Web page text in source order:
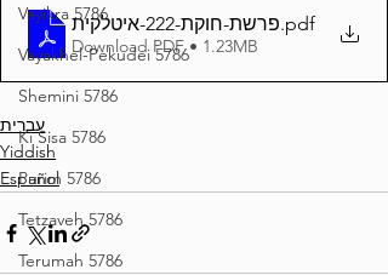
Vayikra 5786
Vayakhel-Pekudei 5786
Shemini 5786
Ki Sisa 5786
Purim 5786
Tetzaveh 5786
Terumah 5786
פרשת-חוקת-222-איטלקית.pdf
Download PDF • 1.23MB
עברית
Yiddish
Español